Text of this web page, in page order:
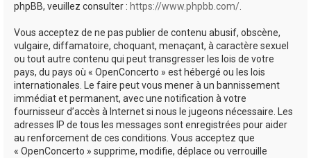
phpBB, veuillez consulter : https://www.phpbb.com/.
Vous acceptez de ne pas publier de contenu abusif, obscène,
vulgaire, diffamatoire, choquant, menaçant, à caractère sexuel
ou tout autre contenu qui peut transgresser les lois de votre
pays, du pays où « OpenConcerto » est hébergé ou les lois
internationales. Le faire peut vous mener à un bannissement
immédiat et permanent, avec une notification à votre
fournisseur d’accès à Internet si nous le jugeons nécessaire. Les
adresses IP de tous les messages sont enregistrées pour aider
au renforcement de ces conditions. Vous acceptez que
« OpenConcerto » supprime, modifie, déplace ou verrouille